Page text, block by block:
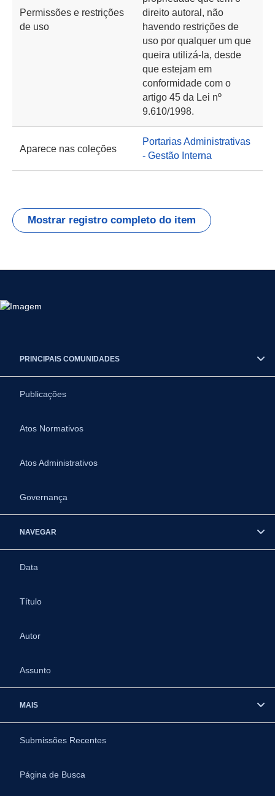
Permissões e restrições
de uso
direito autoral, não
havendo restrições de
uso por qualquer um que
queira utilizá-la, desde
que estejam em
conformidade com o
artigo 45 da Lei nº
9.610/1998.
Aparece nas coleções
Portarias Administrativas
- Gestão Interna
Mostrar registro completo do item
PRINCIPAIS COMUNIDADES
Publicações
Atos Normativos
Atos Administrativos
Governança
NAVEGAR
Data
Título
Autor
Assunto
MAIS
Submissões Recentes
Página de Busca